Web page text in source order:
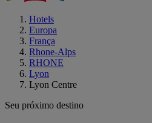
Hotels
Europa
França
Rhone-Alps
RHONE
Lyon
Lyon Centre
Seu próximo destino